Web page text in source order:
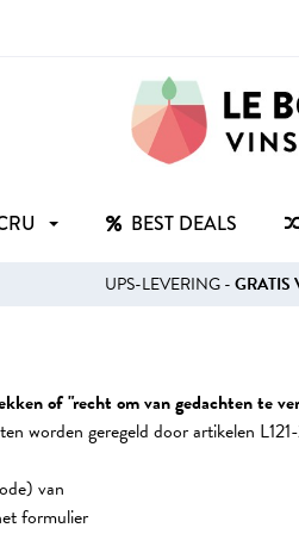
BEST DEALS
UPS-LEVERING -
of "recht om van gedachten te
worden geregeld door artikelen L121-
van
formulier